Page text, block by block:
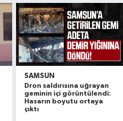
SAMSUN
Dron saldırısına uğrayan
geminin içi görüntülendi:
Hasarın boyutu ortaya
çıktı